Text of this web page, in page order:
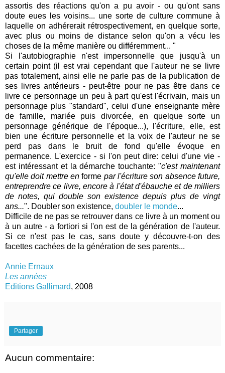
assortis des réactions qu'on a pu avoir - ou qu'ont sans
doute eues les voisins... une sorte de culture commune à
laquelle on adhérerait rétrospectivement, en quelque sorte,
avec plus ou moins de distance selon qu'on a vécu les
choses de la même manière ou différemment... "
Si l'autobiographie n'est impersonnelle que jusqu'à un
certain point (il est vrai cependant que l'auteur ne se livre
pas totalement, ainsi elle ne parle pas de la publication de
ses livres antérieurs - peut-être pour ne pas être dans ce
livre ce personnage un peu à part qu'est l'écrivain, mais un
personnage plus "standard", celui d'une enseignante mère
de famille, mariée puis divorcée, en quelque sorte un
personnage générique de l'époque...), l'écriture, elle, est
bien une écriture personnelle et la voix de l'auteur ne se
perd pas dans le bruit de fond qu'elle évoque en
permanence. L'exercice - si l'on peut dire: celui d'une vie -
est intéressant et la démarche touchante: "c'est maintenant
qu'elle doit mettre enforme par l'écriture son absence future,
entreprendre ce livre, encore à l'état d'ébauche et de milliers
de notes, qui double son existence depuis plus de vingt
ans...". Doubler son existence, doubler le monde...
Difficile de ne pas se retrouver dans ce livre à un moment ou
à un autre - a fortiori si l'on est de la génération de l'auteur.
Si ce n'est pas le cas, sans doute y découvre-t-on des
facettes cachées de la génération de ses parents...
Annie Ernaux
Les années
Editions Gallimard, 2008
Partager
Aucun commentaire: